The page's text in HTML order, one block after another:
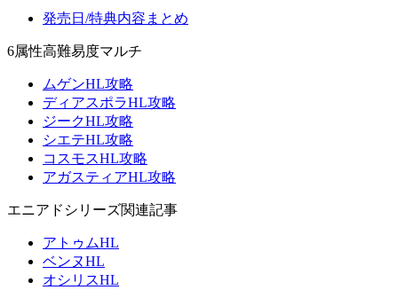
発売日/特典内容まとめ
6属性高難易度マルチ
ムゲンHL攻略
ディアスポラHL攻略
ジークHL攻略
シエテHL攻略
コスモスHL攻略
アガスティアHL攻略
エニアドシリーズ関連記事
アトゥムHL
ベンヌHL
オシリスHL